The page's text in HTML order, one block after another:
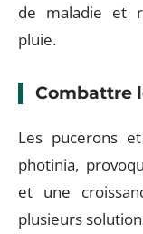
de maladie et
pluie.
Combattre
Les pucerons
photinia,
et une
plusieurs